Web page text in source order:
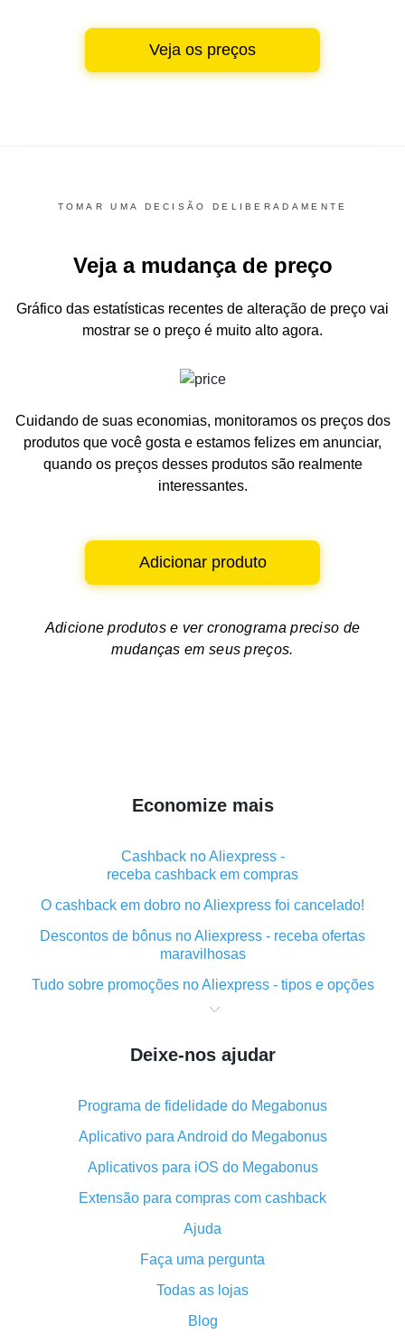
Veja os preços
TOMAR UMA DECISÃO DELIBERADAMENTE
Veja a mudança de preço
Gráfico das estatísticas recentes de alteração de preço vai
mostrar se o preço é muito alto agora.
Cuidando de suas economias, monitoramos os preços dos
produtos que você gosta e estamos felizes em anunciar,
quando os preços desses produtos são realmente
interessantes.
Adicionar produto
Adicione produtos e vercronograma preciso de
mudanças em seus preços.
Economize mais
Cashback no Aliexpress -
receba cashback em compras
O cashback em dobro no Aliexpress foi cancelado!
Descontos de bônus no Aliexpress - receba ofertas
maravilhosas
Tudo sobre promoções no Aliexpress - tipos e opções
O que é "cashback" ao realizar compras no Aliexpress
O melhor lugar para baixar o cashback do Aliexpress e
Qual o plug-in de cashback do Aliexpress e quais as
suas vantagens
Cashback do aplicativo móvel do AliExpress -
vantagens do plug-in
O cashback em dobro no Aliexpress foi cancelado!
Como usar o cashback no Aliexpress - manual
resumido
Tudo sobre como o cashback funciona no AliExpress
Código promocional do AliExpress - como ele
Deixe-nos ajudar
Programa de fidelidade do Megabonus
Aplicativo para Android do Megabonus
Aplicativos para iOS do Megabonus
Extensão para compras com cashback
Ajuda
Faça uma pergunta
Todas as lojas
Blog